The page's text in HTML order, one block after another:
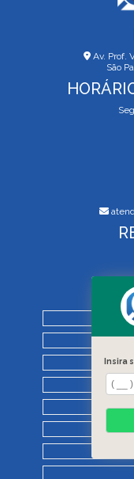
Av. Prof.
São
Insira